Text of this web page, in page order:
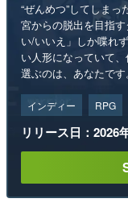
“ぜんめつ”してしま
宮からの脱出を目指
い/いいえ」しか喋れ
い人形になっていて
選ぶのは、あなたです。
インディー RPG
リリース日：2026